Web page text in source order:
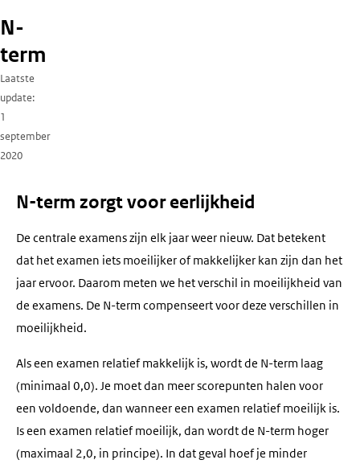
N-
term
Laatste
update
1
september
2020
N-term zorgt voor eerlijkheid
De centrale examens zijn elk jaar weer nieuw. Dat betekent
dat het examen iets moeilijker of makkelijker kan zijn dan het
jaar ervoor. Daarom meten we het verschil in moeilijkheid van
de examens. De N-term compenseert voor deze verschillen in
moeilijkheid.
Als een examen relatief makkelijk is, wordt de N-term laag
(minimaal 0,0). Je moet dan meer scorepunten halen voor
een voldoende, dan wanneer een examen relatief moeilijk is.
Is een examen relatief moeilijk, dan wordt de N-term hoger
(maximaal 2,0, in principe). In dat geval hoef je minder